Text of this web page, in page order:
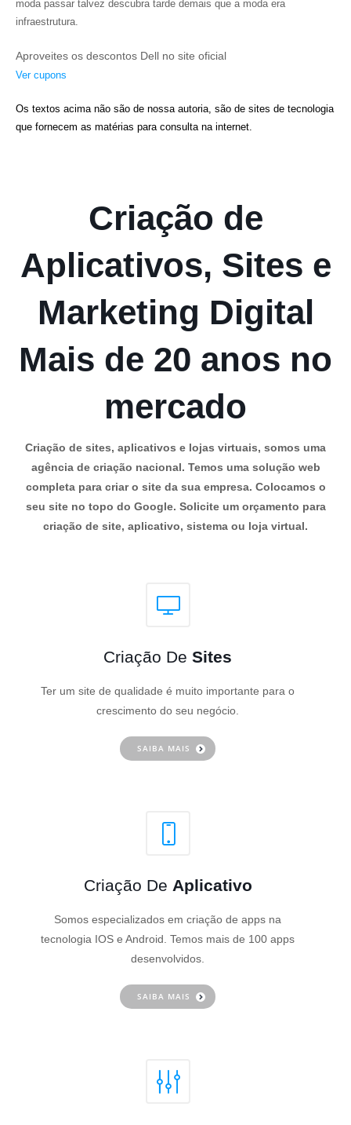
moda passar talvez descubra tarde demais que a moda era
infraestrutura.
Aproveites os descontos Dell no site oficial
Ver cupons
Os textos acima não são de nossa autoria, são de sites de tecnologia
que fornecem as matérias para consulta na internet.
Criação de
Aplicativos, Sites e
Marketing Digital
Mais de 20 anos no
mercado
Criação de sites, aplicativos e lojas virtuais, somos uma
agência de criação nacional. Temos uma solução web
completa para criar o site da sua empresa. Colocamos o
seu site no topo do Google. Solicite um orçamento para
criação de site, aplicativo, sistema ou loja virtual.
Criação De Sites
Ter um site de qualidade é muito importante para o
crescimento do seu negócio.
SAIBA MAIS
Criação De Aplicativo
Somos especializados em criação de apps na
tecnologia IOS e Android. Temos mais de 100 apps
desenvolvidos.
SAIBA MAIS